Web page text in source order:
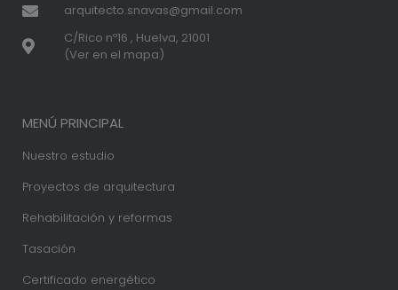
arquitecto.snavas@gmail.com
C/Rico nº16 , Huelva, 21001
(Ver en el mapa)
MENÚ PRINCIPAL
Nuestro estudio
Proyectos de arquitectura
Rehabilitación y reformas
Tasación
Certificado energético